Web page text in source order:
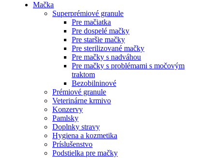
Mačka
Superprémiové granule
Pre mačiatka
Pre dospelé mačky
Pre staršie mačky
Pre sterilizované mačky
Pre mačky s nadváhou
Pre mačky s problémami s močovým
traktom
Bezobilninové
Prémiové granule
Veterinárne krmivo
Konzervy
Pamlsky
Doplnky stravy
Hygiena a kozmetika
Príslušenstvo
Podstielka pre mačky